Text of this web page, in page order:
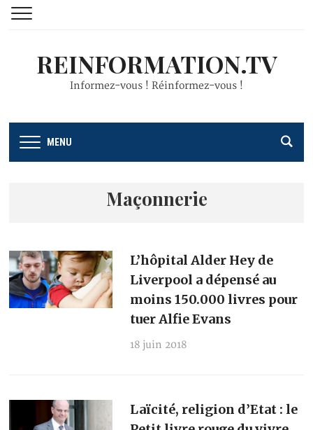
REINFORMATION.TV
Informez-vous ! Réinformez-vous !
MENU
Maçonnerie
L’hôpital Alder Hey de
Liverpool a dépensé au
moins 150.000 livres pour
tuer Alfie Evans
18 juin 2018
Laïcité, religion d’Etat : le